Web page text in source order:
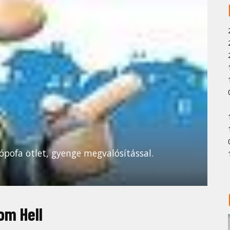
ötlet, gyenge megvalósítással.
Hell